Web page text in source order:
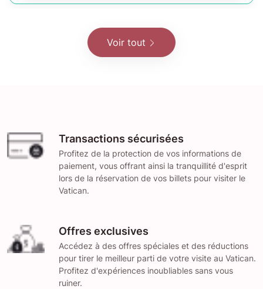
Voir tout
Transactions sécurisées
Profitez de la protection de vos informations de
paiement, vous offrant ainsi la tranquillité d'esprit
lors de la réservation de vos billets pour visiter le
Vatican.
Offres exclusives
Accédez à des offres spéciales et des réductions
pour tirer le meilleur parti de votre visite au Vatican.
Profitez d'expériences inoubliables sans vous
ruiner.